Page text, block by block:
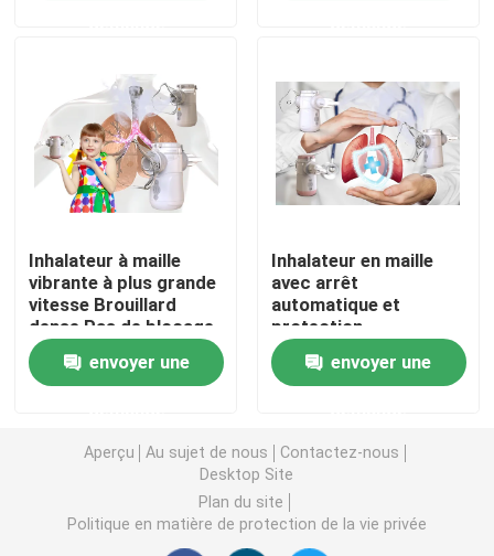
Asthme Mesh Nebulizer
nébuliseur médical à mailles
Nébuliseur vibrant de maille
Nébuliseur portatif d'inhalateur
Machine d'inhalateur de toux
Machine d'inhalateur de nébuliseur
Inhalateur à maille
vibrante à plus grande
vitesse Brouillard
dense Pas de blocage
Éteindre
automatiquement /
Indicateur de faible
envoyer une
Inhalateur en maille
avec arrêt
automatique et
protection
imperméable IPX4
envoyer une
Aperçu Au sujet de nous
Contactez-nous
Desktop Site
Plan du site
Politique en matière de protection de la vie privée